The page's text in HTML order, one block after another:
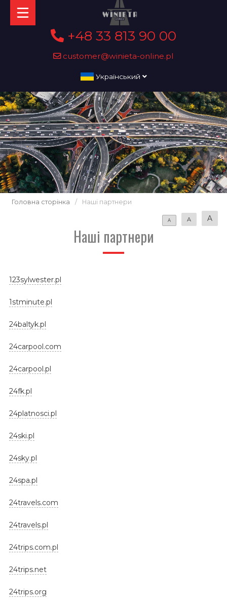
+48 33 813 90 00
customer@winieta-online.pl
Український
Головна сторінка / Наші партнери
A A A
Наші партнери
123sylwester.pl
1stminute.pl
24baltyk.pl
24carpool.com
24carpool.pl
24fk.pl
24platnosci.pl
24ski.pl
24sky.pl
24spa.pl
24travels.com
24travels.pl
24trips.com.pl
24trips.net
24trips.org